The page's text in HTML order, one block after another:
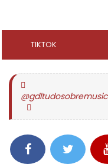
TIKTOK
@gdltudosobremusic